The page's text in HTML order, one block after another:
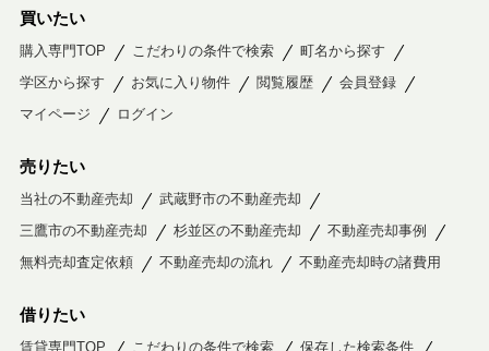
買いたい
購入専門TOP こだわりの条件で検索
町名から探す
学区から探す
お気に入り物件 閲覧履歴
会員登録
マイページ
ログイン
売りたい
当社の不動産売却
武蔵野市の不動産売却
三鷹市の不動産売却
杉並区の不動産売却
不動産売却事例
無料売却査定依頼
不動産売却の流れ 不動産売却時の諸費用
借りたい
賃貸専門TOP こだわりの条件で検索
保存した検索条件